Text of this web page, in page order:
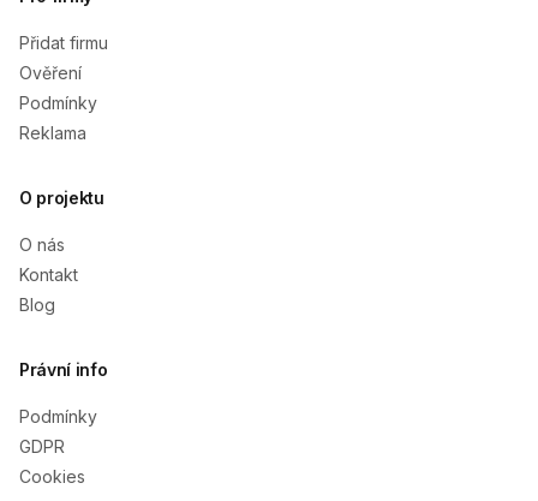
Přidat firmu
Ověření
Podmínky
Reklama
O projektu
O nás
Kontakt
Blog
Právní info
Podmínky
GDPR
Cookies